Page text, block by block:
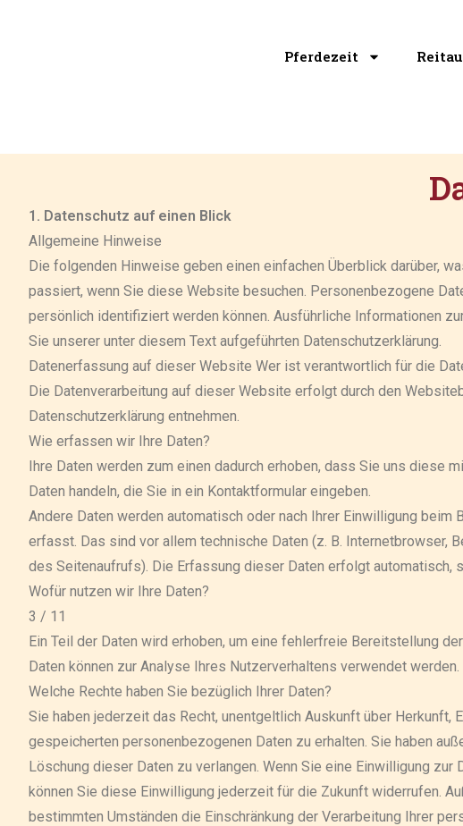
Pferdezeit
1. Datenschutz auf einen Blick
Allgemeine Hinweise
Die folgenden Hinweise geben einen einfachen Überblick darüber,
passiert, wenn Sie diese Website besuchen. Personenbezogene
persönlich identifiziert werden können. Ausführliche Informationen
Sie unserer unter diesem Text aufgeführten Datenschutzerklärung.
Datenerfassung auf dieser Website Wer ist verantwortlich für die
Die Datenverarbeitung auf dieser Website erfolgt durch den
Datenschutzerklärung entnehmen.
Wie erfassen wir Ihre Daten?
Ihre Daten werden zum einen dadurch erhoben, dass Sie uns diese
Daten handeln, die Sie in ein Kontaktformular eingeben.
Andere Daten werden automatisch oder nach Ihrer Einwilligung
erfasst. Das sind vor allem technische Daten (z. B. Internetbrowser,
des Seitenaufrufs). Die Erfassung dieser Daten erfolgt automatisch,
Wofür nutzen wir Ihre Daten?
3 / 11
Ein Teil der Daten wird erhoben, um eine fehlerfreie Bereitstellung
Daten können zur Analyse Ihres Nutzerverhaltens verwendet werden.
Welche Rechte haben Sie bezüglich Ihrer Daten?
Sie haben jederzeit das Recht, unentgeltlich Auskunft über Herkunft,
gespeicherten personenbezogenen Daten zu erhalten. Sie haben
Löschung dieser Daten zu verlangen. Wenn Sie eine Einwilligung zur
können Sie diese Einwilligung jederzeit für die Zukunft widerrufen.
bestimmten Umständen die Einschränkung der Verarbeitung Ihrer